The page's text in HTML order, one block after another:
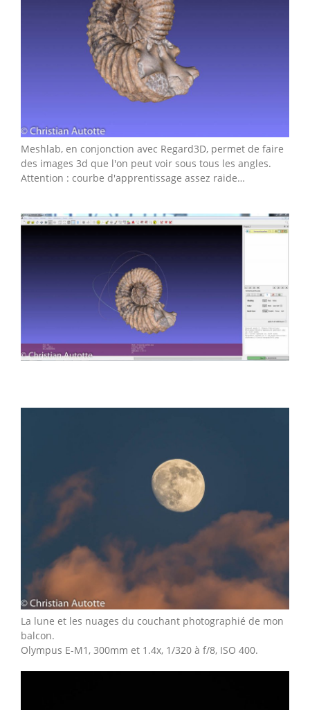
Meshlab, en conjonction avec Regard3D, permet de faire
des images 3d que l'on peut voir sous tous les angles.
Attention : courbe d'apprentissage assez raide…
La lune et les nuages du couchant photographié de mon
balcon.
Olympus E-M1, 300mm et 1.4x, 1/320 à f/8, ISO 400.